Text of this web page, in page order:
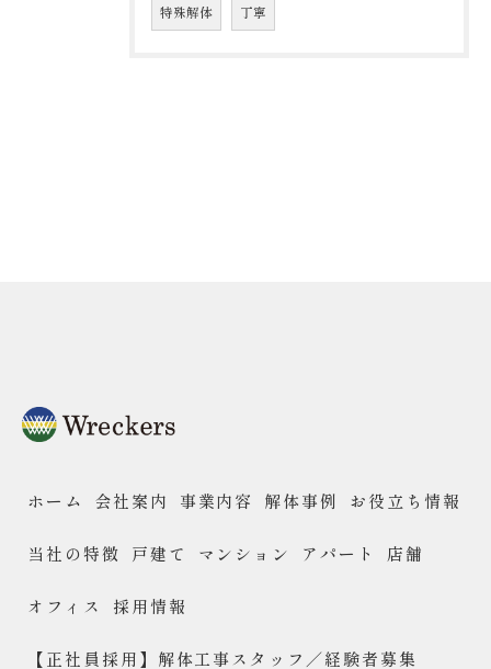
特殊解体 丁寧
ホーム 会社案内 事業内容 解体事例 お役立ち情報
当社の特徴 戸建て マンション アパート 店舗
オフィス 採用情報
【正社員採用】解体工事スタッフ／経験者募集